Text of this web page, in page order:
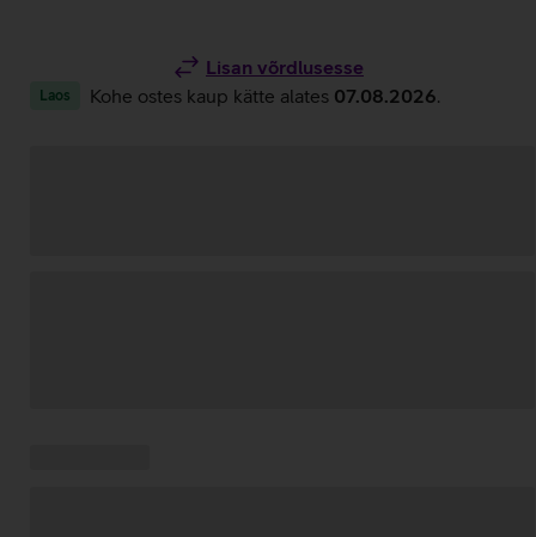
Lisan võrdlusesse
Laos Kohe ostes kaup kätte alates 07.08.2026